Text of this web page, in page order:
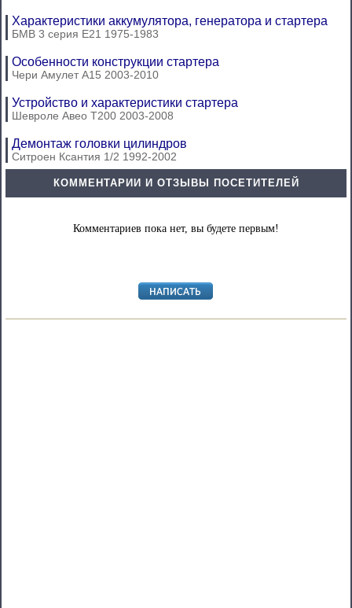
Характеристики аккумулятора, генератора и стартера
БМВ 3 серия Е21 1975-1983
Особенности конструкции стартера
Чери Амулет А15 2003-2010
Устройство и характеристики стартера
Шевроле Авео Т200 2003-2008
Демонтаж головки цилиндров
Ситроен Ксантия 1/2 1992-2002
КОММЕНТАРИИ И ОТЗЫВЫ ПОСЕТИТЕЛЕЙ
Комментариев пока нет, вы будете первым!